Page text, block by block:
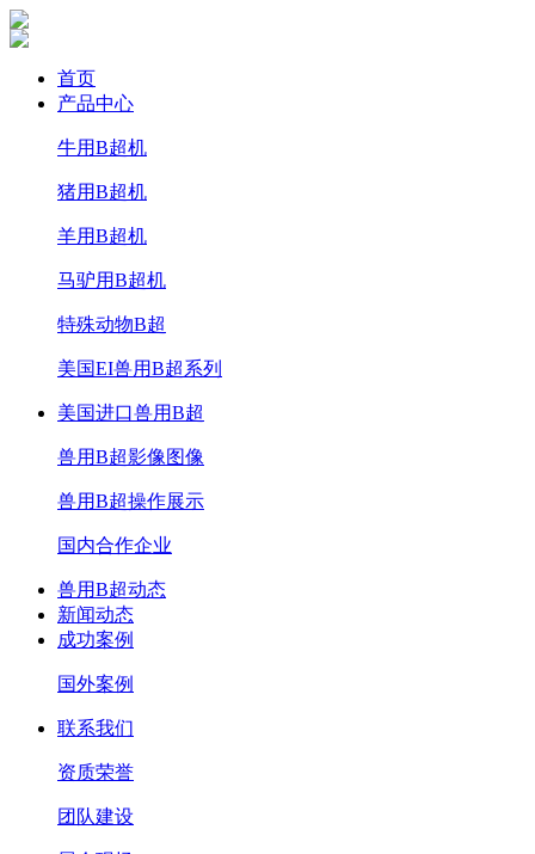
首页
产品中心
牛用B超机
猪用B超机
羊用B超机
马驴用B超机
特殊动物B超
美国EI兽用B超系列
美国进口兽用B超
兽用B超影像图像
兽用B超操作展示
国内合作企业
兽用B超动态
新闻动态
成功案例
国外案例
联系我们
资质荣誉
团队建设